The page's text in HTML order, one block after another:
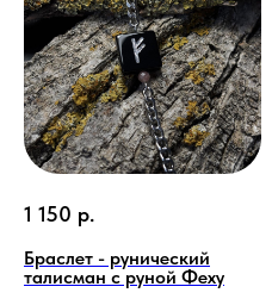
1 150 р.
Браслет - рунический
талисман с руной Феху